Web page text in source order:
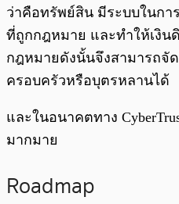
ว่าคือทรัพย์สิน มีระบบในกา
ที่ถูกกฎหมาย และทำให้เงิ
กฎหมายดังนั้นจึงสามารถจั
ครอบครัวหรือบุตรหลานได้
และในอนาคตทาง
มากมาย
Roadmap